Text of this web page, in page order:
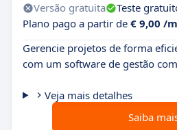
Versão gratuita Teste
Plano pago a partir de € 9,00 /
Gerencie projetos de forma
com um software de gestão
Veja mais detalhes
Saiba